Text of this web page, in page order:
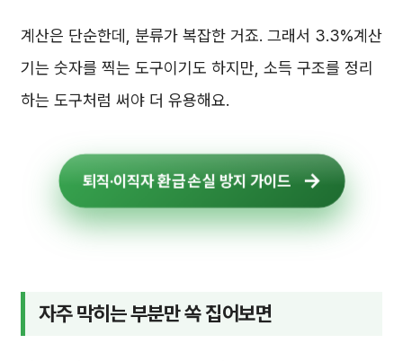
계산은 단순한데, 분류가 복잡한 거죠. 그래서 3.3%계산
기는 숫자를 찍는 도구이기도 하지만, 소득 구조를 정리
하는 도구처럼 써야 더 유용해요.
퇴직·이직자 환급 손실 방지 가이드
자주 막히는 부분만 쏙 집어보면